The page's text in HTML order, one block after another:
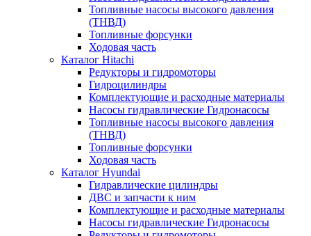
Топливные насосы высокого давления
(ТНВД)
Топливные форсунки
Ходовая часть
Каталог Hitachi
Редукторы и гидромоторы
Гидроцилиндры
Комплектующие и расходные материалы
Насосы гидравлические Гидронасосы
Топливные насосы высокого давления
(ТНВД)
Топливные форсунки
Ходовая часть
Каталог Hyundai
Гидравлические цилиндры
ДВС и запчасти к ним
Комплектующие и расходные материалы
Насосы гидравлические Гидронасосы